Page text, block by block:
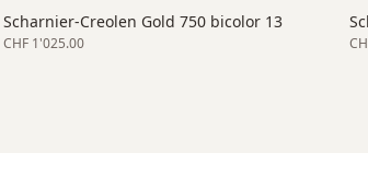
Scharnier-Creolen Gold 750 bicolor 13
CHF 1'025.00